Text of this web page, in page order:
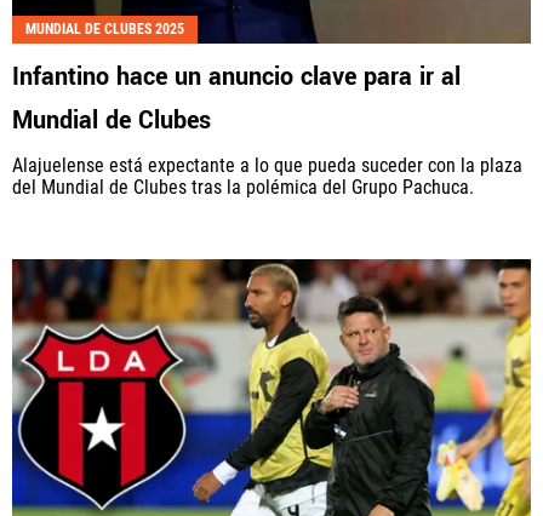
MUNDIAL DE CLUBES 2025
Infantino hace un anuncio clave para ir al
Mundial de Clubes
Alajuelense está expectante a lo que pueda suceder con la plaza
del Mundial de Clubes tras la polémica del Grupo Pachuca.